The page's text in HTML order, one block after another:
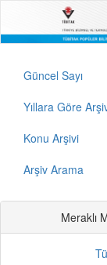
Güncel Sayı
Yıllara Göre
Konu Arşivi
Arşiv Arama
Meraklı